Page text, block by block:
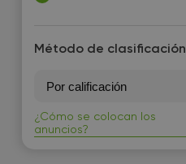
Historia de España
L
Literatura universal
Método de clasificación
¿Cómo se colocan los
anuncios?